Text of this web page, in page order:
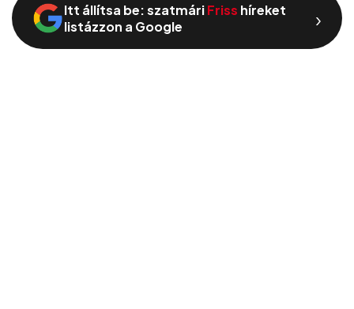
Itt állítsa be: szatmáriFriss híreket
listázzon a Google
›